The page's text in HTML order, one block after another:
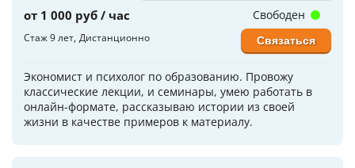
от 1 000 руб / час
Стаж 9 лет Дистанционно
Экономист и психолог по образованию. Провожу
классические лекции, и семинары, умею работать в
онлайн-формате, рассказываю истории из своей
жизни в качестве примеров к материалу.
Свободен
Связаться